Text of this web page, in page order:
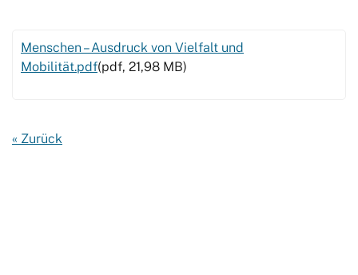
Menschen – Ausdruck von Vielfalt und
Mobilität.pdf(pdf, 21,98 MB)
« Zurück